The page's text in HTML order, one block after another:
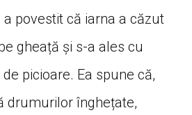
povestit că iarna a căzut
gheață și s-a ales cu
picioare. Ea spune că,
drumurilor înghețate,